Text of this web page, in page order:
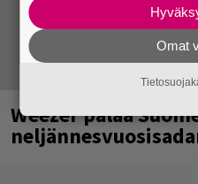
Weezer palaa
Omat